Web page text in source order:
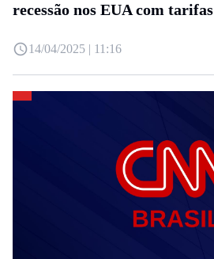
recessão nos EUA com tarifas
14/04/2025 | 11:16